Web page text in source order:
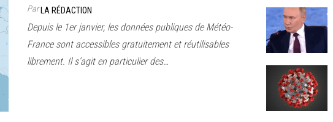
ParLA RÉDACTION
Depuis le 1er janvier, les données publiques de Météo-
France sont accessibles gratuitement et réutilisables
librement. Il s’agit en particulier des…